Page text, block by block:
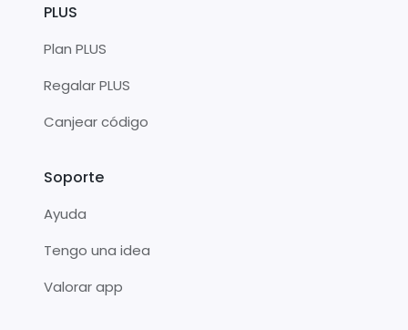
PLUS
Plan PLUS
Regalar PLUS
Canjear código
Soporte
Ayuda
Tengo una idea
Valorar app